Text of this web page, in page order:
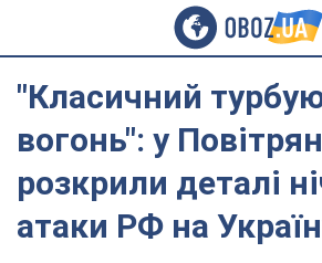
"Класичний
вогонь": у
розкрили деталі
атаки РФ на